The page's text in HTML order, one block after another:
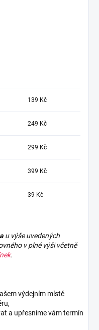
139 Kč
249 Kč
299 Kč
399 Kč
39 Kč
u výše uvedených
v plné výši včetně
.
výdejním místě
a upřesníme vám termín